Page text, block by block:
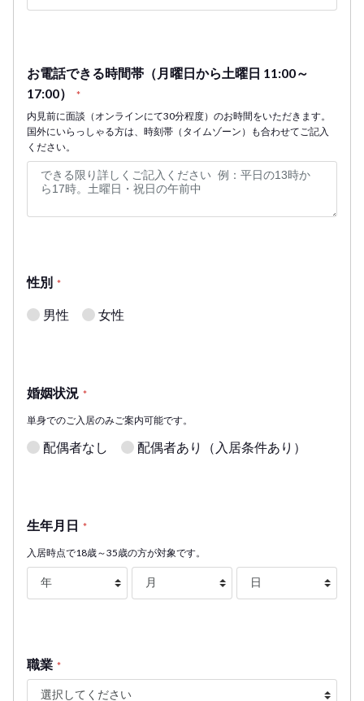
お電話できる時間帯（月曜日から土曜日 11:00～
17:00）
*
内見前に面談（オンラインにて30分程度）のお時間をいただきます。
国外にいらっしゃる方は、時刻帯（タイムゾーン）も合わせてご記入
ください。
性別 *
男性 女性
婚姻状況 *
単身でのご入居のみご案内可能です。
配偶者なし 配偶者あり（入居条件あり）
生年月日 *
入居時点で18歳～35歳の方が対象です。
職業 *